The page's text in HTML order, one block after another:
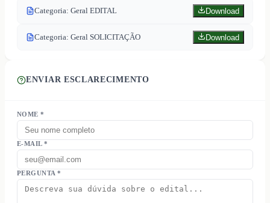
Categoria: Geral EDITAL Download
Categoria: Geral SOLICITAÇÃO Download
ENVIAR ESCLARECIMENTO
NOME *
E-MAIL *
PERGUNTA *